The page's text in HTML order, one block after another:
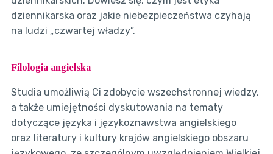
dziennikarska oraz jakie niebezpieczeństwa czyhają
na ludzi „czwartej władzy”.
Filologia angielska
Studia umożliwią Ci zdobycie wszechstronnej wiedzy,
a także umiejętności dyskutowania na tematy
dotyczące języka i językoznawstwa angielskiego
oraz literatury i kultury krajów angielskiego obszaru